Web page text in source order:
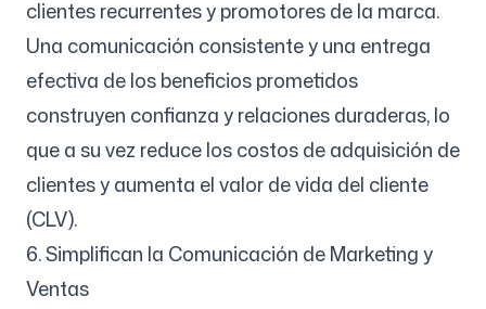
clientes recurrentes y promotores de la marca.
Una comunicación consistente y una entrega
efectiva de los beneficios prometidos
construyen confianza y relaciones duraderas, lo
que a su vez reduce los costos de adquisición de
clientes y aumenta el valor de vida del cliente
(CLV).
6. Simplifican la Comunicación de Marketing y
Ventas